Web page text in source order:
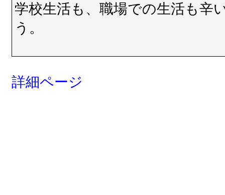
学校生活も、職場での生活も辛
う。
詳細ページ